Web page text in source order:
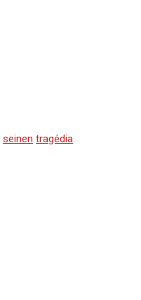
seinen tragédia